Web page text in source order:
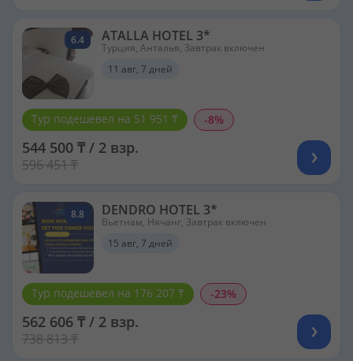
6.4 ATALLA HOTEL 3*
Турция, Анталья, Завтрак включен
11 авг, 7 дней
Тур подешевел на 51 951 ₸ -8%
544 500 ₸ / 2 взр.
596 451 ₸
8.8 DENDRO HOTEL 3*
Вьетнам, Нячанг, Завтрак включен
15 авг, 7 дней
Тур подешевел на 176 207 ₸ -23%
562 606 ₸ / 2 взр.
738 813 ₸